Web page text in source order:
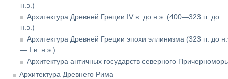
н.э.)
Архитектура Древней Греции IV в. до н.э. (400—323 гг. до
н.э.)
Архитектура Древней Греции эпохи эллинизма (323 гг. до
— I в. н.э.)
Архитектура античных государств северного
Архитектура Древнего Рима